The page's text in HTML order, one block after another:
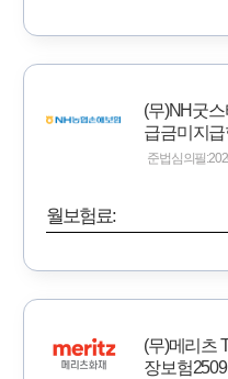
(무)NH굿
급금미지
준법심의필
월보험료:
(무)메리츠
장보험